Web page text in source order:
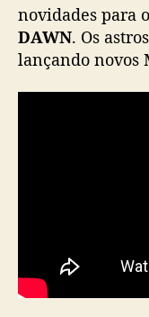
novidades para
DAWN. Os
lançando novos